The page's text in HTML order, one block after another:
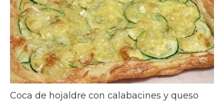
Coca de hojaldre con calabacines y queso